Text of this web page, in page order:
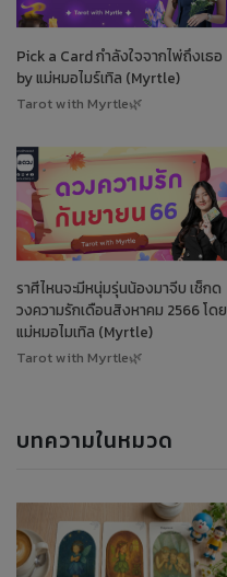
Pick a Card กำลังใจจากไพ่ถึงเธอ
by แม่หมอไมร์เทิล (Myrtle)
Tarot with Myrtle🌿
ราศีไหนจะมีหนุ่มรุ่นน้องมาจีบ เช็กด
วงความรักเดือนสิงหาคม 2566 โดย
แม่หมอไมเทิล (Myrtle)
Tarot with Myrtle🌿
บทความในหมวด